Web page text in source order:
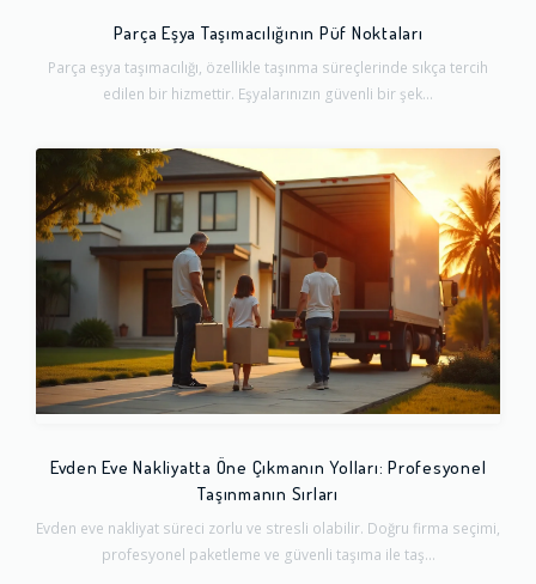
Parça Eşya Taşımacılığının Püf Noktaları
Parça eşya taşımacılığı, özellikle taşınma süreçlerinde sıkça tercih
edilen bir hizmettir. Eşyalarınızın güvenli bir şek...
Evden Eve Nakliyatta Öne Çıkmanın Yolları: Profesyonel
Taşınmanın Sırları
Evden eve nakliyat süreci zorlu ve stresli olabilir. Doğru firma seçimi,
profesyonel paketleme ve güvenli taşıma ile taş...